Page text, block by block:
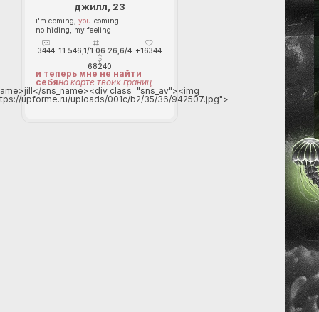
джилл, 23
i'm coming,you coming
no hiding, my feeling
3444 11 546,1/1 06.26,6/4 +16344
68240
и теперь мне не найти
себяна карте твоих границ
sns_name><div class="sns_av"><img
upforme.ru/uploads/001c/b2/35/36/942507.jpg">